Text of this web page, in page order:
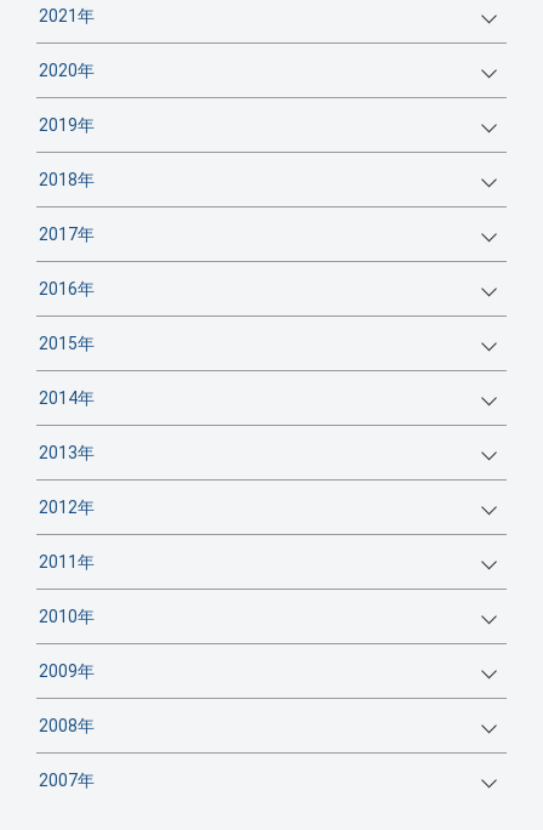
2021年
2020年
2019年
2018年
2017年
2016年
2015年
2014年
2013年
2012年
2011年
2010年
2009年
2008年
2007年